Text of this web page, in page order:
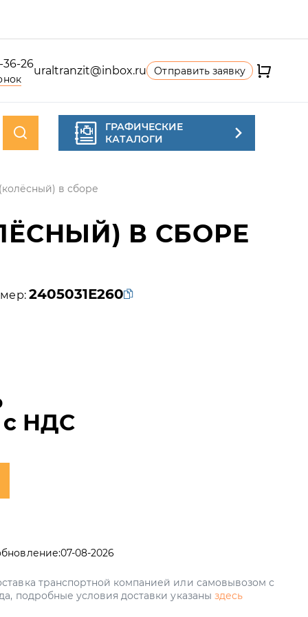
36-26
uraltranzit@inbox.ru Отправить заявку
ГРАФИЧЕСКИЕ
КАТАЛОГИ
в сборе
В СБОРЕ
2405031Е260
с НДС
07-08-2026
транспортной компанией или самовывозом с
подробные условия доставки указаны здесь